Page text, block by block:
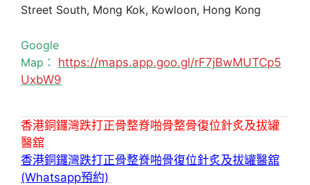
Street South, Mong Kok, Kowloon, Hong Kong
Google
Map： https://maps.app.goo.gl/rF7jBwMUTCp5
UxbW9
香港銅鑼灣跌打正骨整脊啪骨整骨復位針炙及拔罐
醫舘
香港銅鑼灣跌打正骨整脊啪骨復位針炙及拔罐醫舘
(Whatsapp預約)